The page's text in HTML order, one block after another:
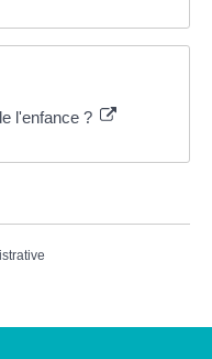
l'enfance ?